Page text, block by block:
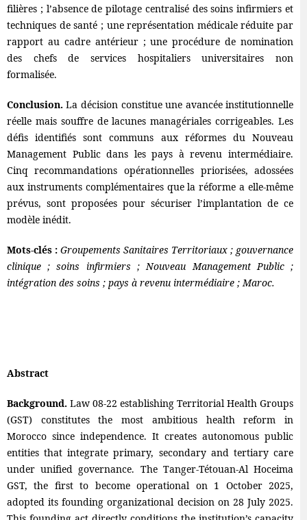
filières ; l’absence de pilotage centralisé des soins infirmiers et
techniques de santé ; une représentation médicale réduite par
rapport au cadre antérieur ; une procédure de nomination
des chefs de services hospitaliers universitaires non
formalisée.
Conclusion.La décision constitue une avancée institutionnelle
réelle mais souffre de lacunes managériales corrigeables. Les
défis identifiés sont communs aux réformes du Nouveau
Management Public dans les pays à revenu intermédiaire.
Cinq recommandations opérationnelles priorisées, adossées
aux instruments complémentaires que la réforme a elle-même
prévus, sont proposées pour sécuriser l’implantation de ce
modèle inédit.
Mots-clés : Groupements Sanitaires Territoriaux ; gouvernance
clinique ; soins infirmiers ; Nouveau Management Public ;
intégration des soins ; pays à revenu intermédiaire ; Maroc.
Abstract
Background. Law 08-22 establishing Territorial Health Groups
(GST) constitutes the most ambitious health reform in
Morocco since independence. It creates autonomous public
entities that integrate primary, secondary and tertiary care
under unified governance. The Tanger-Tétouan-Al Hoceima
GST, the first to become operational on 1 October 2025,
adopted its founding organizational decision on 28 July 2025.